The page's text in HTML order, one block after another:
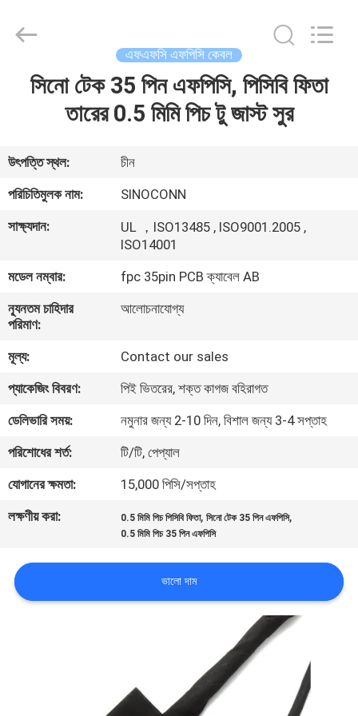
বাড়ি
ভিডিও
আমাদের
সম্বন্ধে
কারখানা
পরিদর্শন
গুণমান
নিয়ন্ত্রণ
আমাদের
সাথে
খবর
Technology
Reserved.
এফএফসি এফপিসি কেবল
সিনো টেক 35 পিন এফপিসি, পিসিবি ফিতা
তারের 0.5 মিমি পিচ টু জাস্ট সুর
উৎপত্তি স্থল:
চীন
পরিচিতিমুলক নাম:
SINOCONN
সাক্ষ্যদান:
UL ，ISO13485 , ISO9001.2005 ,
ISO14001
মডেল নম্বার:
fpc 35pin PCB ক্যাবেল AB
ন্যূনতম চাহিদার
পরিমাণ:
আলোচনাযোগ্য
মূল্য:
Contact our sales
প্যাকেজিং বিবরণ:
পিই ভিতরের, শক্ত কাগজ বহিরাগত
ডেলিভারি সময়:
নমুনার জন্য 2-10 দিন, বিশাল জন্য 3-4 সপ্তাহ
পরিশোধের শর্ত:
টি/টি, পেপ্যাল
যোগানের ক্ষমতা:
15,000 পিসি/সপ্তাহ
লক্ষণীয় করা:
0.5 মিমি পিচ পিসিবি ফিতা,সিনো টেক 35 পিন এফপিসি,
0.5 মিমি পিচ 35 পিন এফপিসি
ভালো দাম